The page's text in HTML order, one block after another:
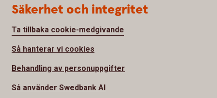
Säkerhet och integritet
Ta tillbaka cookie-medgivande
Så hanterar vi cookies
Behandling av personuppgifter
Så använder Swedbank AI